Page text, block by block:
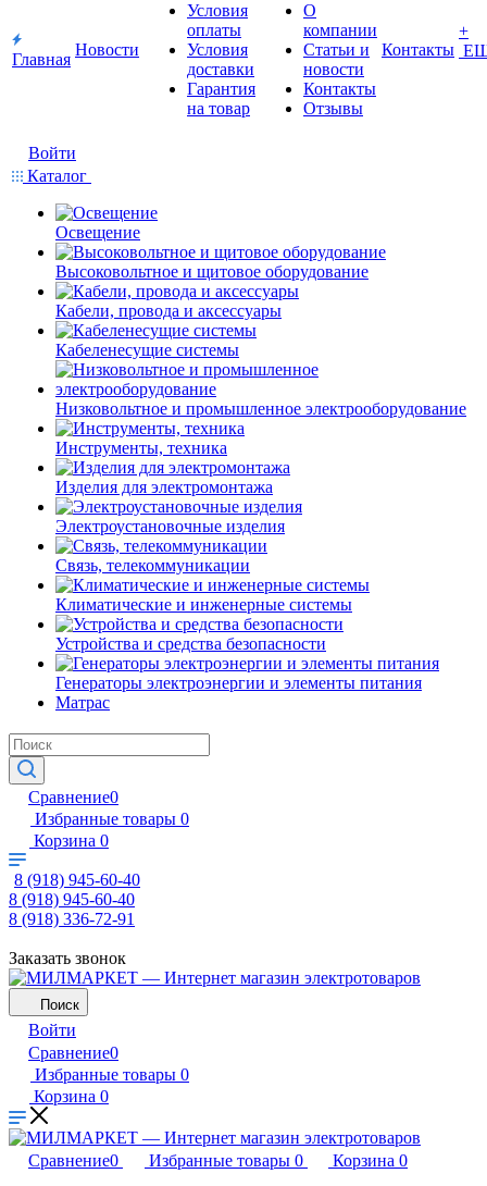
Главная
Новости
Условия
оплаты
Условия
доставки
Гарантия
на товар
О
компании
Статьи и
новости
Контакты
Отзывы
Контакты
+
Войти
Каталог
Освещение
Высоковольтное и щитовое оборудование
Кабели, провода и аксессуары
Кабеленесущие системы
Низковольтное и промышленное электрооборудование
Инструменты, техника
Изделия для электромонтажа
Электроустановочные изделия
Связь, телекоммуникации
Климатические и инженерные системы
Устройства и средства безопасности
Генераторы электроэнергии и элементы питания
Матрас
Сравнение0
Избранные товары 0
Корзина 0
8 (918) 945-60-40
8 (918) 945-60-40
8 (918) 336-72-91
Заказать звонок
Поиск
Войти
Сравнение0
Избранные товары 0
Корзина 0
Сравнение0 Избранные товары 0 Корзина 0